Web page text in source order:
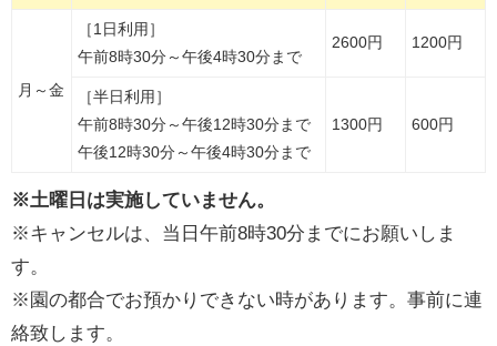
月～金
［1日利用］
午前8時30分～午後4時30分まで
2600円 1200円
［半日利用］
午前8時30分～午後12時30分まで
午後12時30分～午後4時30分まで
1300円 600円
※土曜日は実施していません。
※キャンセルは、当日午前8時30分までにお願いしま
す。
※園の都合でお預かりできない時があります。事前に連
絡致します。